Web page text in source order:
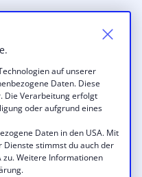
auf unserer
Daten. Diese
Die Verarbeitung erfolgt
oder aufgrund eines
Daten in den USA. Mit
Dienste stimmst du auch der
zu. Weitere Informationen